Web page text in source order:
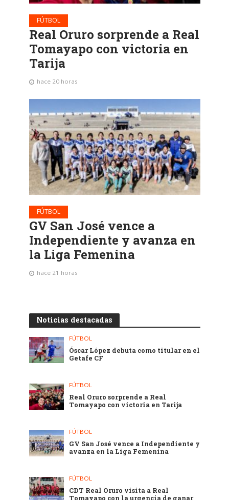
FÚTBOL
Real Oruro sorprende a Real
Tomayapo con victoria en
Tarija
hace 20 horas
FÚTBOL
GV San José vence a
Independiente y avanza en
la Liga Femenina
hace 21 horas
Noticias destacadas
FÚTBOL
Óscar López debuta como titular en el
Getafe CF
FÚTBOL
Real Oruro sorprende a Real
Tomayapo con victoria en Tarija
FÚTBOL
GV San José vence a Independiente y
avanza en la Liga Femenina
FÚTBOL
CDT Real Oruro visita a Real
Tomayapo con la urgencia de ganar